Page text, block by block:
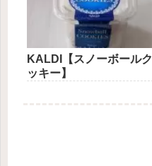
KALDI【スノーボールク
ッキー】